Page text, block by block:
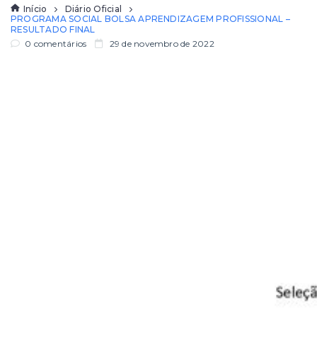
Início
Diário Oficial
PROGRAMA SOCIAL BOLSA APRENDIZAGEM PROFISSIONAL –
RESULTADO FINAL
0 comentários
29 de novembro de 2022